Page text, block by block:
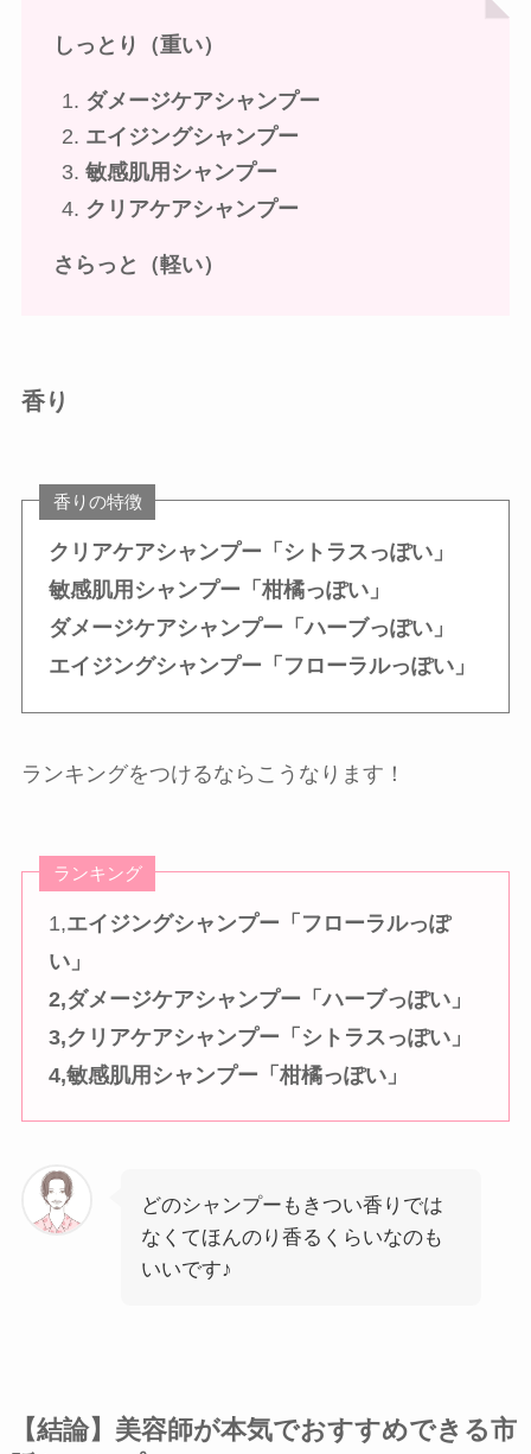
しっとり（重い）
ダメージケアシャンプー
エイジングシャンプー
敏感肌用シャンプー
クリアケアシャンプー
さらっと（軽い）
香り
香りの特徴
クリアケアシャンプー「シトラスっぽい」
敏感肌用シャンプー「柑橘っぽい」
ダメージケアシャンプー「ハーブっぽい」
エイジングシャンプー「フローラルっぽい」
ランキングをつけるならこうなります！
ランキング
1,エイジングシャンプー「フローラルっぽ
い」
2,ダメージケアシャンプー「ハーブっぽい」
3,クリアケアシャンプー「シトラスっぽい」
4,敏感肌用シャンプー「柑橘っぽい」
どのシャンプーもきつい香りでは
なくてほんのり香るくらいなのも
いいです♪
【結論】美容師が本気でおすすめできる市